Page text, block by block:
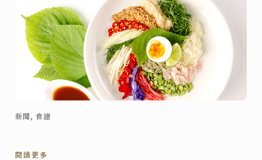
新聞, 食譜
閱讀更多